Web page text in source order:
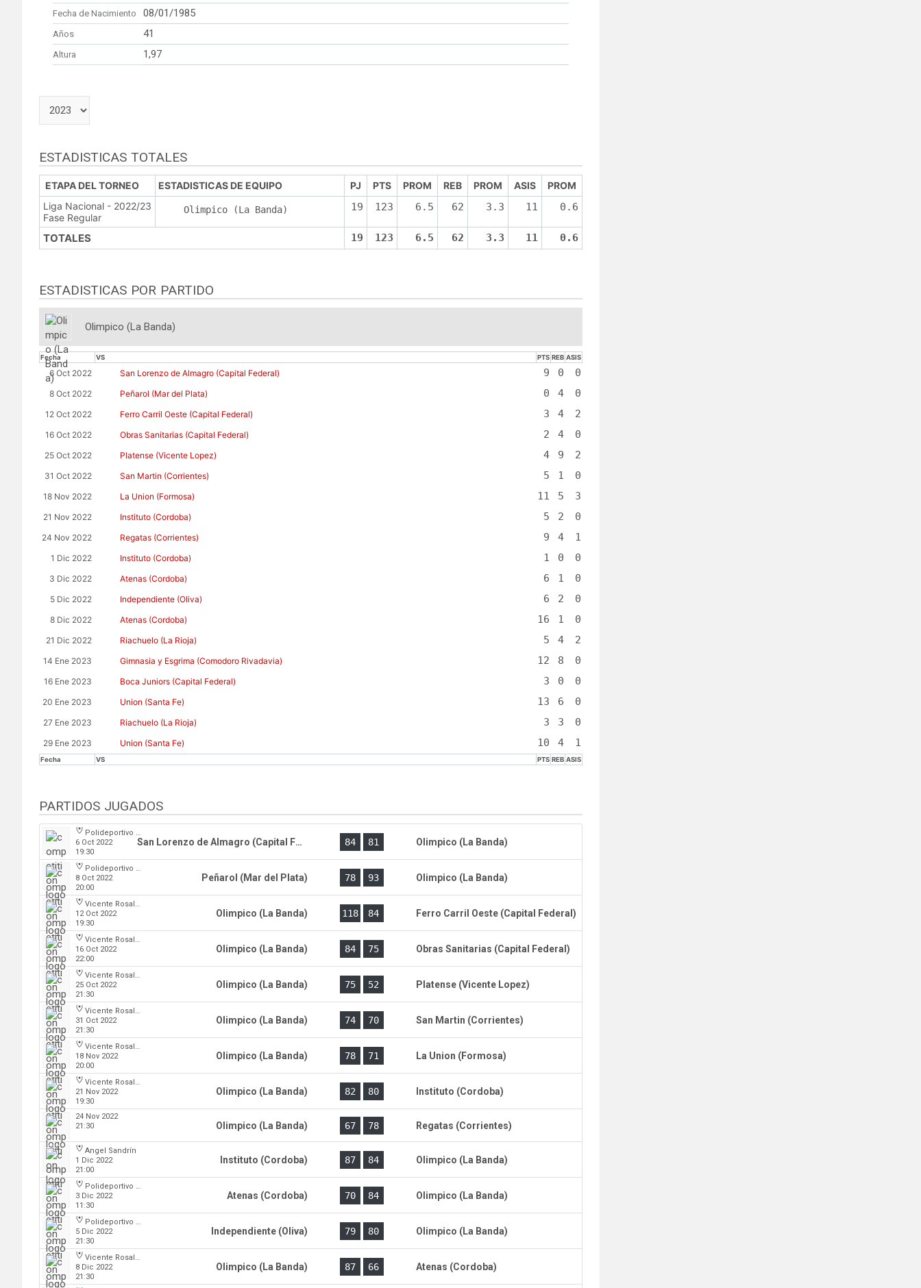
Fecha de Nacimiento 08/01/1985
Años 41
Altura 1,97
ESTADISTICAS TOTALES
ETAPA DEL TORNEO ESTADISTICAS DE EQUIPO PJ PTS PROM REB PROM ASIS
PROM
Liga Nacional - 2022/23
Fase Regular
Olimpico (La Banda) 19 123 6.5 62 3.3 11 0.6
TOTALES 19 123 6.5 62 3.3 11 0.6
ESTADISTICAS POR PARTIDO
Olimpico (La Banda)
Fecha VS PTS REB ASIS
6 Oct 2022 San Lorenzo de Almagro (Capital Federal) 9 0 0
8 Oct 2022 Peñarol (Mar del Plata) 0 4 0
12 Oct 2022 Ferro Carril Oeste (Capital Federal) 3 4 2
16 Oct 2022 Obras Sanitarias (Capital Federal) 2 4 0
25 Oct 2022 Platense (Vicente Lopez) 4 9 2
31 Oct 2022 San Martin (Corrientes) 5 1 0
18 Nov 2022 La Union (Formosa) 11 5 3
21 Nov 2022 Instituto (Cordoba) 5 2 0
24 Nov 2022 Regatas (Corrientes) 9 4 1
1 Dic 2022 Instituto (Cordoba) 1 0 0
3 Dic 2022 Atenas (Cordoba) 6 1 0
5 Dic 2022 Independiente (Oliva) 6 2 0
8 Dic 2022 Atenas (Cordoba) 16 1 0
21 Dic 2022 Riachuelo (La Rioja) 5 4 2
14 Ene 2023 Gimnasia y Esgrima (Comodoro Rivadavia) 12 8 0
16 Ene 2023 Boca Juniors (Capital Federal) 3 0 0
20 Ene 2023 Union (Santa Fe) 13 6 0
27 Ene 2023 Riachuelo (La Rioja) 3 3 0
29 Ene 2023 Union (Santa Fe) 10 4 1
Fecha VS PTS REB ASIS
PARTIDOS JUGADOS
Polideportivo Roberto Pando
6 Oct 2022
19:30
San Lorenzo de Almagro (Capital Federal) 84 81 Olimpico (La Banda)
Polideportivo Islas Malvinas
8 Oct 2022
20:00
Peñarol (Mar del Plata) 78 93 Olimpico (La Banda)
Vicente Rosales
12 Oct 2022
19:30
Olimpico (La Banda) 118 84 Ferro Carril Oeste (Capital Federal)
Vicente Rosales
16 Oct 2022
22:00
Olimpico (La Banda) 84 75 Obras Sanitarias (Capital Federal)
Vicente Rosales
25 Oct 2022
21:30
Olimpico (La Banda) 75 52 Platense (Vicente Lopez)
Vicente Rosales
31 Oct 2022
21:30
Olimpico (La Banda) 74 70 San Martin (Corrientes)
Vicente Rosales
18 Nov 2022
20:00
Olimpico (La Banda) 78 71 La Union (Formosa)
Vicente Rosales
21 Nov 2022
19:30
Olimpico (La Banda) 82 80 Instituto (Cordoba)
24 Nov 2022
21:30
Olimpico (La Banda) 67 78 Regatas (Corrientes)
Angel Sandrín
1 Dic 2022
21:00
Instituto (Cordoba) 87 84 Olimpico (La Banda)
Polideportivo Carlos Cerutti
3 Dic 2022
11:30
Atenas (Cordoba) 70 84 Olimpico (La Banda)
Polideportivo Independiente
5 Dic 2022
21:30
Independiente (Oliva) 79 80 Olimpico (La Banda)
Vicente Rosales
8 Dic 2022
21:30
Olimpico (La Banda) 87 66 Atenas (Cordoba)